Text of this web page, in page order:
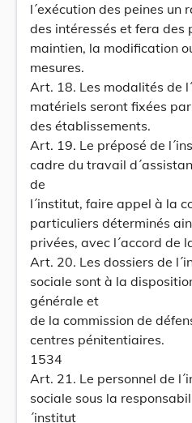
l´exécution des peines un
des intéressés et fera des
maintien, la modification
mesures.
Art. 18. Les modalités de
matériels seront fixées
des établissements.
Art. 19. Le préposé de
cadre du travail
de
l´institut, faire appel à la
particuliers déterminés
privées, avec l´accord de
Art. 20. Les dossiers de
sociale sont à la
générale et
de la commission de
centres pénitentiaires.
1534
Art. 21. Le personnel de
sociale sous la
´institut